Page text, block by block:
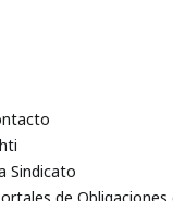
Sindicato